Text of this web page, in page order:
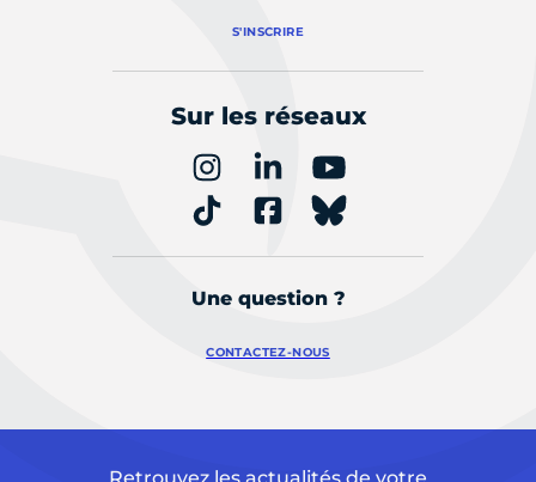
S'INSCRIRE
Sur les réseaux
Une question ?
CONTACTEZ-NOUS